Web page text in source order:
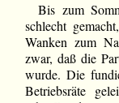
Bis zum
schlecht
Wanken zum
zwar, daß die
wurde. Die
Betriebsräte